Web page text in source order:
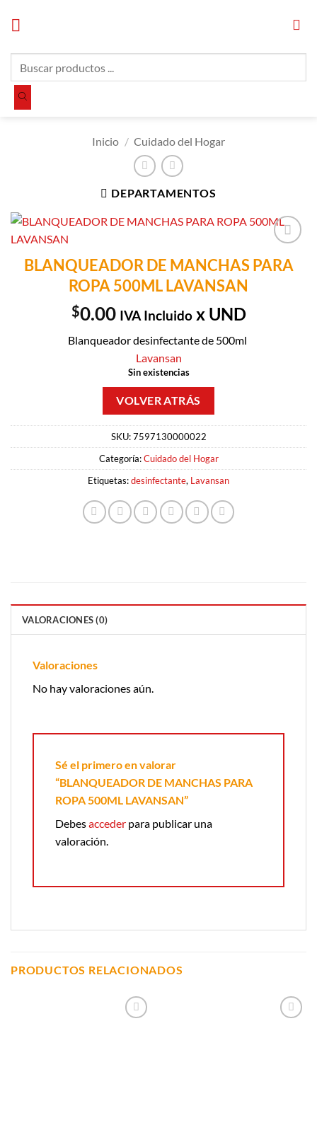
productos
Inicio / Cuidado del Hogar
DEPARTAMENTOS
Añadir a
Lista de
BLANQUEADOR DE MANCHAS PARA
ROPA 500ML LAVANSAN
$0.00 IVA Incluidox UND
Blanqueador desinfectante de 500ml
Lavansan
Sin existencias
SKU:7597130000022
Categoría:Cuidado del Hogar
Etiquetas:desinfectante, Lavansan
VALORACIONES (0)
Valoraciones
No hay valoraciones aún.
Sé el primero en valorar
“BLANQUEADOR DE MANCHAS PARA
ROPA 500ML LAVANSAN”
Debesacceder para publicar una
valoración.
PRODUCTOS RELACIONADOS